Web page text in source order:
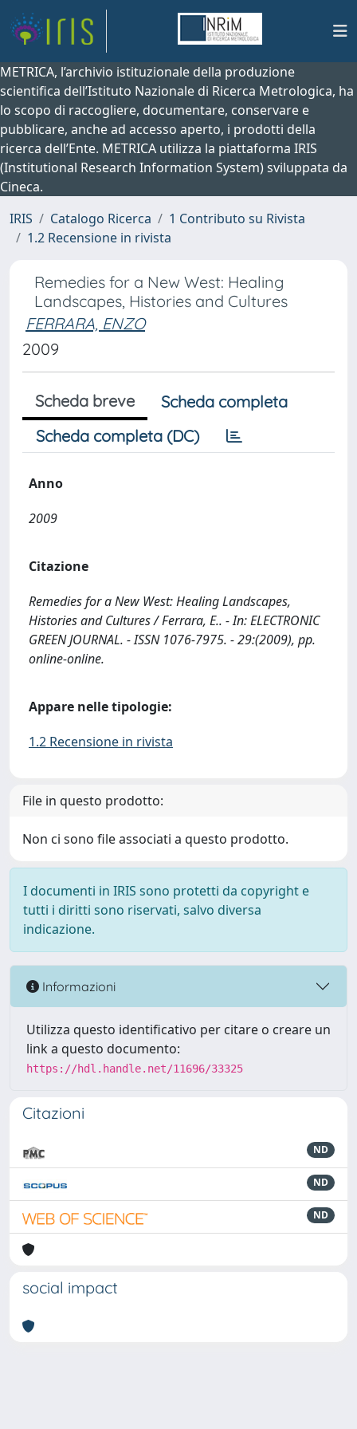
METRICA, l’archivio istituzionale della produzione
scientifica dell’Istituto Nazionale di Ricerca Metrologica, ha
lo scopo di raccogliere, documentare, conservare e
pubblicare, anche ad accesso aperto, i prodotti della
ricerca dell’Ente. METRICA utilizza la piattaforma IRIS
(Institutional Research Information System) sviluppata da
Cineca.
IRIS
Catalogo Ricerca
1 Contributo su Rivista
1.2 Recensione in rivista
Remedies for a New West: Healing
Landscapes, Histories and Cultures
FERRARA, ENZO
2009
Scheda breve
Scheda completa
Scheda completa (DC)
Anno
2009
Citazione
Remedies for a New West: Healing Landscapes,
Histories and Cultures / Ferrara, E.. - In: ELECTRONIC
GREEN JOURNAL. - ISSN 1076-7975. - 29:(2009), pp.
online-online.
Appare nelle tipologie:
1.2 Recensione in rivista
File in questo prodotto:
Non ci sono file associati a questo prodotto.
I documenti in IRIS sono protetti da copyright e
tutti i diritti sono riservati, salvo diversa
indicazione.
Informazioni
Utilizza questo identificativo per citare o creare un
link a questo documento:
https://hdl.handle.net/11696/33325
Citazioni
ND
ND
ND
social impact